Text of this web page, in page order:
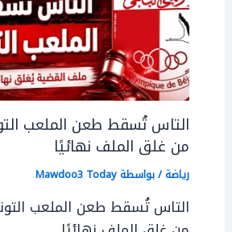
التاس تُسقط طعن الملعب
من غلق الملف نهائيًا
رياضة/ بواسطةMawdoo3 Today
التاس تُسقط طعن الملعب